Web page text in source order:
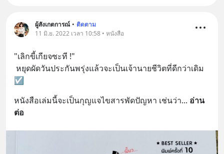
ผู้สังเกตการณ์ • ติดตาม
11 มิ.ย. 2022 เวลา 10:58 • หนังสือ
"เลิกขี้เกียจซะที !"
☑️
หนังสือเล่มนี้จะเป็นกุญแจไขสารพัดปัญหา เช่นว่า... อ่าน
ต่อ